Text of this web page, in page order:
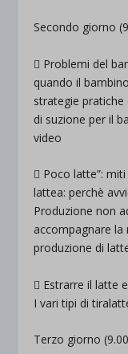
Secondo giorno
 Problemi del
quando il
strategie
di suzione per il
video
 Poco latte”:
lattea: perchè
Produzione non
accompagnare
produzione di
 Estrarre il latte
I vari tipi di
Terzo giorno